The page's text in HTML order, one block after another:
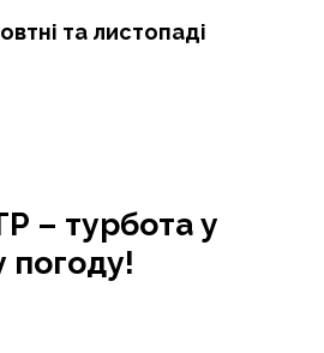
та листопаді
– турбота у
погоду!